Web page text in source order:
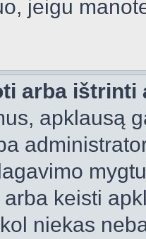
jeigu
arba ištrinti
apklausą
keisti
niekas